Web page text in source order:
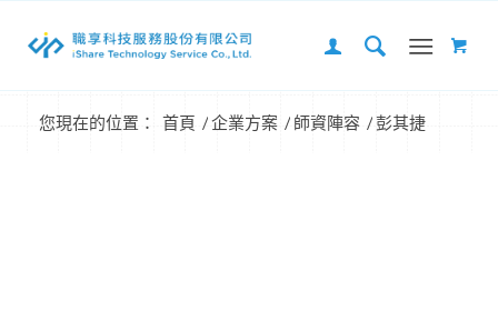
您現在的位置： 首頁 /企業方案 / 師資陣容 /彭其捷